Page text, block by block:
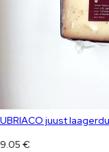
UBRIACO juust
9.05 €